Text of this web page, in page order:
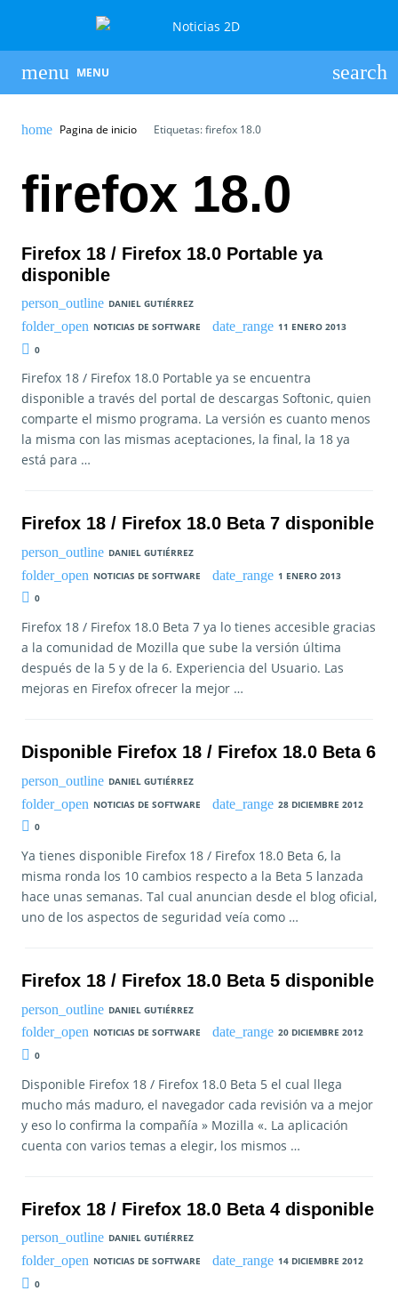
MENU
Pagina de inicio Etiquetas: firefox 18.0
firefox 18.0
Firefox 18 / Firefox 18.0 Portable ya
disponible
DANIEL GUTIÉRREZ
NOTICIAS DE SOFTWARE
11 ENERO 2013
0
Firefox 18 / Firefox 18.0 Portable ya se encuentra
disponible a través del portal de descargas Softonic, quien
comparte el mismo programa. La versión es cuanto menos
la misma con las mismas aceptaciones, la final, la 18 ya
está para …
Firefox 18 / Firefox 18.0 Beta 7 disponible
DANIEL GUTIÉRREZ
NOTICIAS DE SOFTWARE
1 ENERO 2013
0
Firefox 18 / Firefox 18.0 Beta 7 ya lo tienes accesible gracias
a la comunidad de Mozilla que sube la versión última
después de la 5 y de la 6. Experiencia del Usuario. Las
mejoras en Firefox ofrecer la mejor …
Disponible Firefox 18 / Firefox 18.0 Beta 6
DANIEL GUTIÉRREZ
NOTICIAS DE SOFTWARE
28 DICIEMBRE 2012
0
Ya tienes disponible Firefox 18 / Firefox 18.0 Beta 6, la
misma ronda los 10 cambios respecto a la Beta 5 lanzada
hace unas semanas. Tal cual anuncian desde el blog oficial,
uno de los aspectos de seguridad veía como …
Firefox 18 / Firefox 18.0 Beta 5 disponible
DANIEL GUTIÉRREZ
NOTICIAS DE SOFTWARE
20 DICIEMBRE 2012
0
Disponible Firefox 18 / Firefox 18.0 Beta 5 el cual llega
mucho más maduro, el navegador cada revisión va a mejor
y eso lo confirma la compañía » Mozilla «. La aplicación
cuenta con varios temas a elegir, los mismos …
Firefox 18 / Firefox 18.0 Beta 4 disponible
DANIEL GUTIÉRREZ
NOTICIAS DE SOFTWARE
14 DICIEMBRE 2012
0